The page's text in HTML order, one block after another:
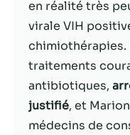
en réalité très
virale VIH
chimiothérapies.
traitements
antibiotiques,
justifié, et
médecins de